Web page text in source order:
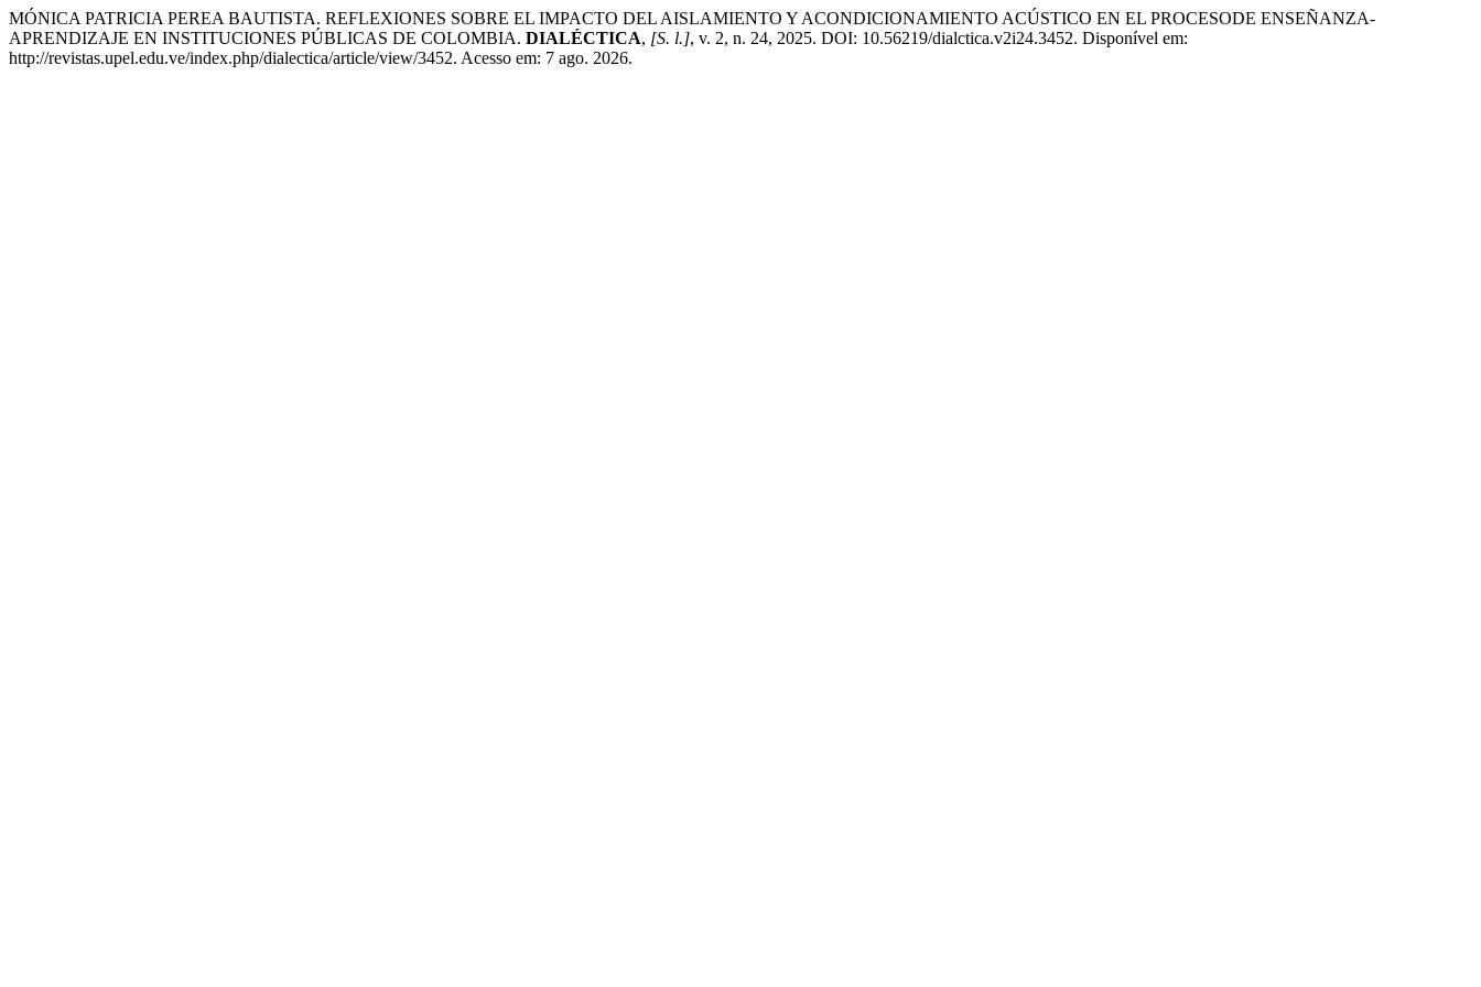
MÓNICA PATRICIA PEREA BAUTISTA. REFLEXIONES SOBRE EL IMPACTO DEL AISLAMIENTO Y ACONDICIONAMIENTO ACÚSTICO EN EL PROCESODE ENSEÑANZA-
APRENDIZAJE EN INSTITUCIONES PÚBLICAS DE COLOMBIA. DIALÉCTICA, [S. l.], v. 2, n. 24, 2025. DOI: 10.56219/dialctica.v2i24.3452. Disponível em:
http://revistas.upel.edu.ve/index.php/dialectica/article/view/3452. Acesso em: 7 ago. 2026.